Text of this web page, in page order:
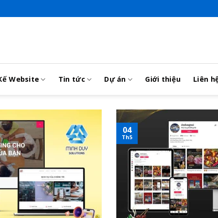
Website Tin tức Dự án Giới thiệu Liên
04
Th5